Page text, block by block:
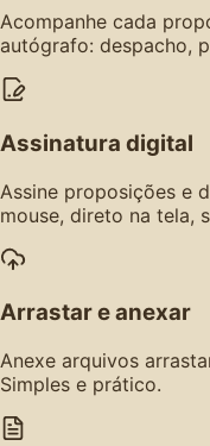
Acompanhe cada
autógrafo: despacho,
Assinatura digital
Assine proposições e
mouse, direto na tela,
Arrastar e anexar
Anexe arquivos
Simples e prático.